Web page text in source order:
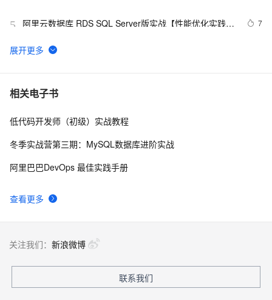
5
阿里云数据库 RDS SQL Server版实战【性能优化实践、
7
6 大公开！动画制作只需要拥有这几款工具！
7 Oracle数据库的非归档模式迁移到归档模式
8 二分法查找，用少量的步数找到目标
相关电子书
查看更多
低代码开发师（初级）实战教程
冬季实战营第三期：MySQL数据库进阶实战
阿里巴巴DevOps 最佳实践手册
关注我们： 新浪微博
联系我们